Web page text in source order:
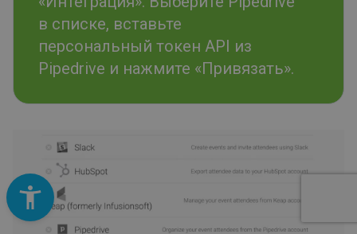
в списке, вставьте
персональный токен API из
Pipedrive и нажмите «Привязать».